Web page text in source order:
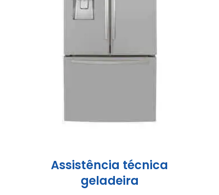
Assistência técnica
geladeira